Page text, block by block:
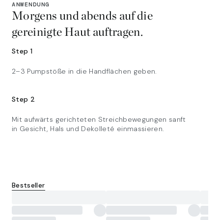
ANWENDUNG
Morgens und abends auf die
gereinigte Haut auftragen.
Step 1
2–3 Pumpstöße in die Handflächen geben.
Step 2
Mit aufwärts gerichteten Streichbewegungen sanft
in Gesicht, Hals und Dekolleté einmassieren.
Bestseller